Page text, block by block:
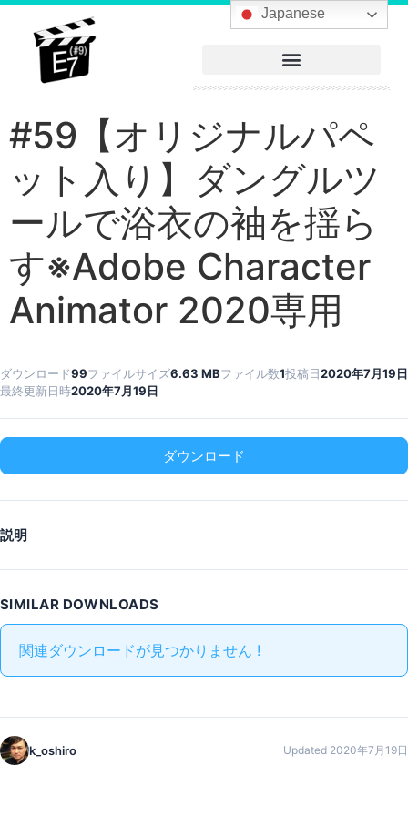
#59【オリジナルパペ
ット入り】ダングルツ
ールで浴衣の袖を揺ら
す※Adobe Character
Animator 2020専用
ダウンロード99ファイルサイズ6.63 MBファイル数1投稿日2020年7月19日
最終更新日時2020年7月19日
ダウンロード
説明
SIMILAR DOWNLOADS
関連ダウンロードが見つかりません !
k_oshiro Updated 2020年7月19日
Japanese